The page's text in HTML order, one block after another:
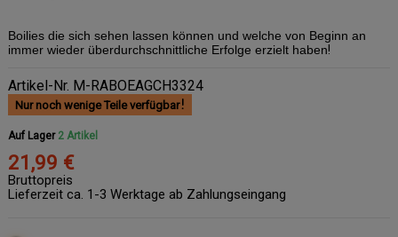
Boilies die sich sehen lassen können und welche von Beginn an
immer wieder überdurchschnittliche Erfolge erzielt haben!
Artikel-Nr. M-RABOEAGCH3324
Nur noch wenige Teile verfügbar
Auf Lager 2 Artikel
21,99 €
Bruttopreis
Lieferzeit ca. 1-3 Werktage ab Zahlungseingang